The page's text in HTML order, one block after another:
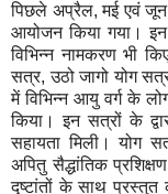
पिछले अप्रैल, मई एवं जून
आयोजन किया गया। इन
विभिन्न नामकरण भी
सत्र, उठो जागो योग
में विभिन्न आयु वर्ग के
किया। इन सत्रों के
सहायता मिली। योग
अपितु सैद्धांतिक
दृष्टांतों के साथ